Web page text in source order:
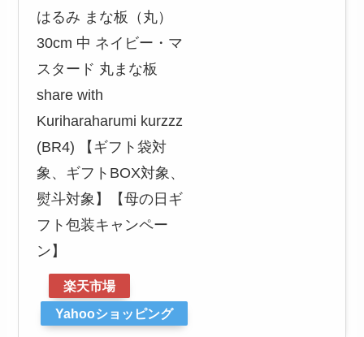
はるみ まな板（丸）
30cm 中 ネイビー・マ
スタード 丸まな板
share with
Kuriharaharumi kurzzz
(BR4) 【ギフト袋対
象、ギフトBOX対象、
熨斗対象】【母の日ギ
フト包装キャンペー
ン】
楽天市場
Yahooショッピング